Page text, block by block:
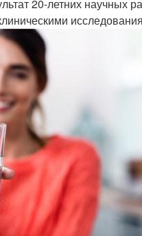
20-летних научных